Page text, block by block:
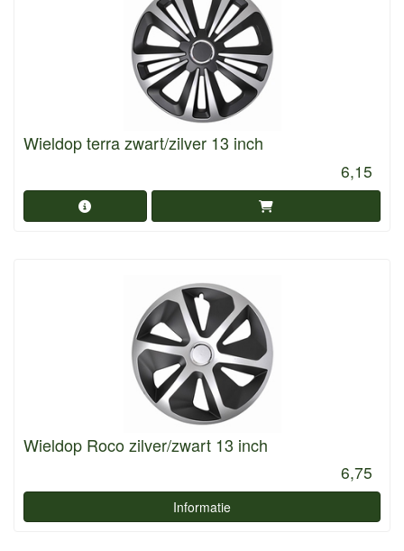
Wieldop terra zwart/zilver 13 inch
6,15
Wieldop Roco zilver/zwart 13 inch
6,75
Informatie